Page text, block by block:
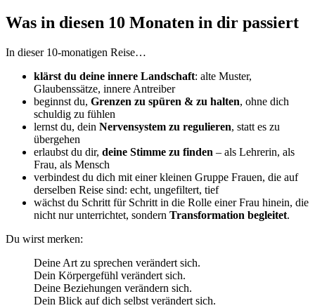
Was in diesen 10 Monaten in dir passiert
In dieser 10-monatigen Reise…
klärst du deine innere Landschaft: alte Muster,
Glaubenssätze, innere Antreiber
beginnst du, Grenzen zu spüren & zu halten, ohne dich
schuldig zu fühlen
lernst du, dein Nervensystem zu regulieren, statt es zu
übergehen
erlaubst du dir, deine Stimme zu finden – als Lehrerin, als
Frau, als Mensch
verbindest du dich mit einer kleinen Gruppe Frauen, die auf
derselben Reise sind: echt, ungefiltert, tief
wächst du Schritt für Schritt in die Rolle einer Frau hinein, die
nicht nur unterrichtet, sondern Transformation begleitet.
Du wirst merken:
Deine Art zu sprechen verändert sich.
Dein Körpergefühl verändert sich.
Deine Beziehungen verändern sich.
Dein Blick auf dich selbst verändert sich.